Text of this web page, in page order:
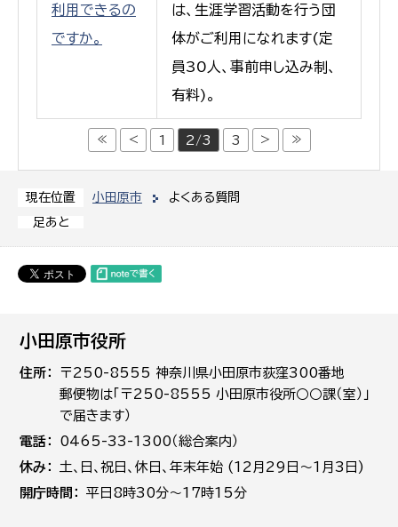
現在位置 小田原市
よくある質問
足あと
利用できるの
ですか。
は、生涯学習活動を行う団
体がご利用になれます(定
員30人、事前申し込み制、
有料)。
≪ < 1 2/3 3 > ≫
小田原市役所
住所
〒250-8555 神奈川県小田原市荻窪300番地
郵便物は「〒250-8555 小田原市役所○○課（室）」
で届きます）
電話
0465-33-1300（総合案内）
休み
土､日､祝日、休日、年末年始 (12月29日～1月3日)
開庁時間
平日8時30分～17時15分